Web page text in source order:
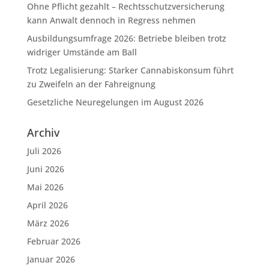
Ohne Pflicht gezahlt – Rechtsschutzversicherung
kann Anwalt dennoch in Regress nehmen
Ausbildungsumfrage 2026: Betriebe bleiben trotz
widriger Umstände am Ball
Trotz Legalisierung: Starker Cannabiskonsum führt
zu Zweifeln an der Fahreignung
Gesetzliche Neuregelungen im August 2026
Archiv
Juli 2026
Juni 2026
Mai 2026
April 2026
März 2026
Februar 2026
Januar 2026